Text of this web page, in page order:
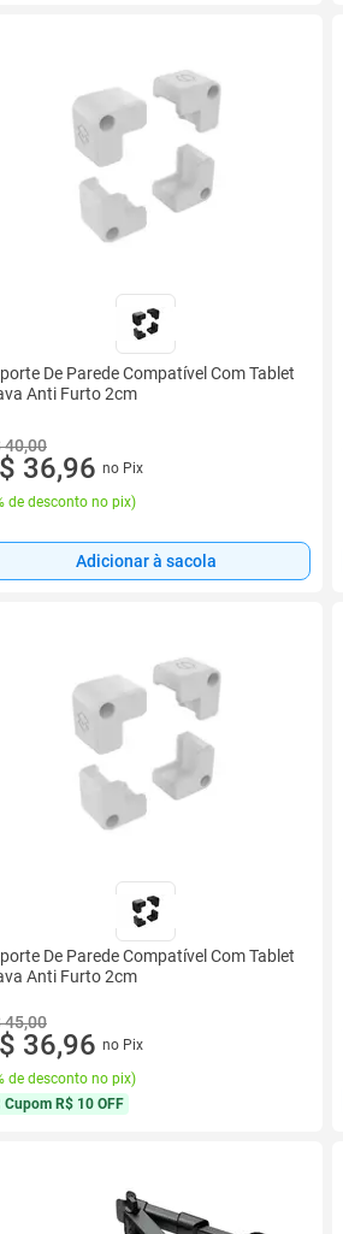
De Parede Compatível Com Tablet
Anti Furto 2cm
40,00
36,96 no Pix
de desconto no pix)
Adicionar à sacola
De Parede Compatível Com Tablet
Anti Furto 2cm
45,00
36,96 no Pix
de desconto no pix)
Cupom R$ 10 OFF